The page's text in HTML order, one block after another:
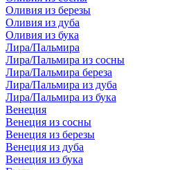
Оливия из березы
Оливия из дуба
Оливия из бука
Лира/Пальмира
Лира/Пальмира из сосны
Лира/Пальмира береза
Лира/Пальмира из дуба
Лира/Пальмира из бука
Венеция
Венеция из сосны
Венеция из березы
Венеция из дуба
Венеция из бука